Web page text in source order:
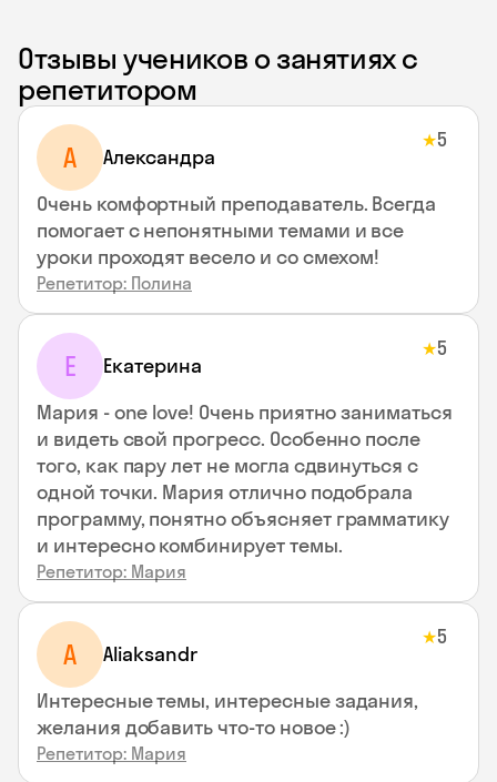
Отзывы учеников о занятиях с
репетитором
A Aлександра
★5
Очень комфортный преподаватель. Всегда
помогает с непонятными темами и все
уроки проходят весело и со смехом!
Репетитор: Полина
Е Екатерина
★5
Мария - one love! Очень приятно заниматься
и видеть свой прогресс. Особенно после
того, как пару лет не могла сдвинуться с
одной точки. Мария отлично подобрала
программу, понятно объясняет грамматику
и интересно комбинирует темы.
Репетитор: Мария
A Aliaksandr
★5
Интересные темы, интересные задания,
желания добавить что-то новое :)
Репетитор: Мария